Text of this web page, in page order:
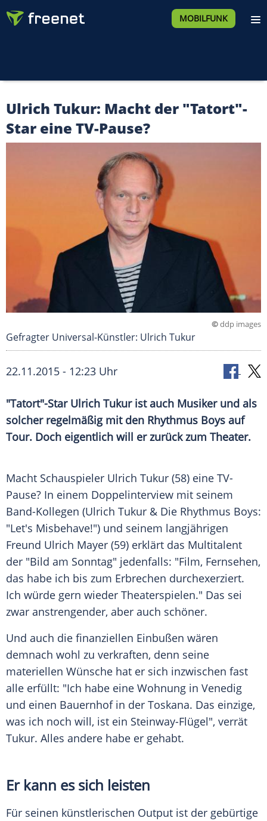
MOBILFUNK
Ulrich Tukur: Macht der "Tatort"-
Star eine TV-Pause?
©ddp images
Gefragter Universal-Künstler: Ulrich Tukur
22.11.2015 - 12:23 Uhr
"Tatort"-Star Ulrich Tukur ist auch Musiker und als
solcher regelmäßig mit den Rhythmus Boys auf
Tour. Doch eigentlich will er zurück zum Theater.
Macht Schauspieler Ulrich Tukur (58) eine TV-
Pause? In einem Doppelinterview mit seinem
Band-Kollegen (Ulrich Tukur & Die Rhythmus Boys:
"Let's Misbehave!") und seinem langjährigen
Freund Ulrich Mayer (59) erklärt das Multitalent
der "Bild am Sonntag" jedenfalls: "Film, Fernsehen,
das habe ich bis zum Erbrechen durchexerziert.
Ich würde gern wieder Theaterspielen." Das sei
zwar anstrengender, aber auch schöner.
Und auch die finanziellen Einbußen wären
demnach wohl zu verkraften, denn seine
materiellen Wünsche hat er sich inzwischen fast
alle erfüllt: "Ich habe eine Wohnung in Venedig
und einen Bauernhofin der Toskana. Das einzige,
was ich noch will, ist ein Steinway-Flügel", verrät
Tukur. Alles andere habe er gehabt.
Er kann es sich leisten
Für seinen künstlerischen Output ist der gebürtige